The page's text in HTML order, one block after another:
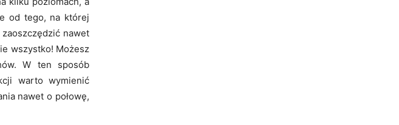
od tego, na której
nawet
wszystko! Możesz
W ten sposób
warto wymienić
nawet o połowę,